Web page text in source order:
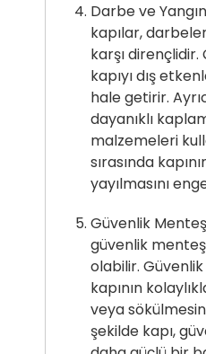
Darbe ve
kapılar,
karşı
kapıyı dış
hale getirir.
dayanıklı
malzemeleri
sırasında
yayılmasını
Güvenlik
güvenlik
olabilir.
kapının
veya
şekilde kapı,